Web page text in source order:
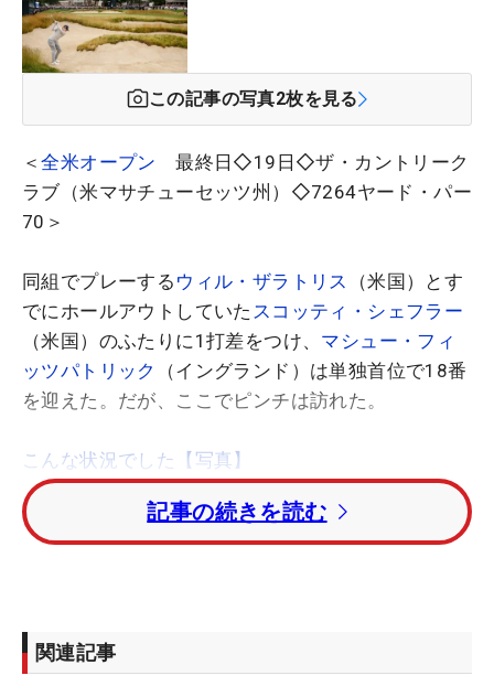
この記事の写真2枚を見る
＜全米オープン 最終日◇19日◇ザ・カントリーク
ラブ（米マサチューセッツ州）◇7264ヤード・パー
70＞
同組でプレーする ウィル・ザラトリス
（米国）とす
でにホールアウトしていた スコッティ・シェフラー
（米国）のふたりに1打差をつけ、 マシュー・フィ
ッツパトリック
（イングランド）は単独首位で18番
を迎えた。だが、ここでピンチは訪れた。
こんな状況でした【写真】
ティショットを左に曲げて、ドーナツ型のフェアウ
ェイバンカーにつかまった。浮島に阻まれ、ピン方
「グリーンに乗せなければならないと思った。グリ
記事の続きを読む
関連記事